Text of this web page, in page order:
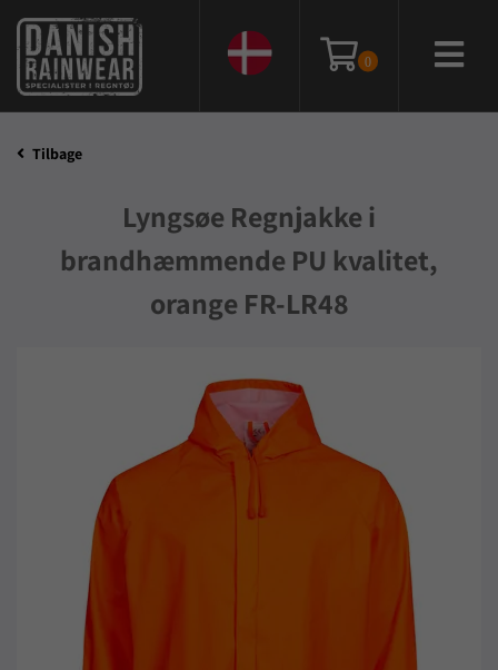
0
Tilbage
Lyngsøe Regnjakke i
brandhæmmende PU kvalitet,
orange FR-LR48